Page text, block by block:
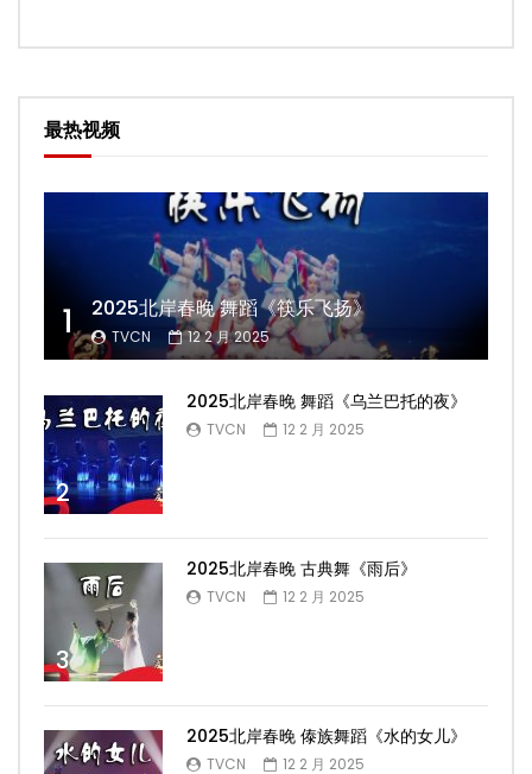
最热视频
1 2025北岸春晚 舞蹈《筷乐飞扬》
TVCN 12 2 月 2025
2
2025北岸春晚 舞蹈《乌兰巴托的夜》
TVCN 12 2 月 2025
3
2025北岸春晚 古典舞《雨后》
TVCN 12 2 月 2025
2025北岸春晚 傣族舞蹈《水的女儿》
TVCN 12 2 月 2025